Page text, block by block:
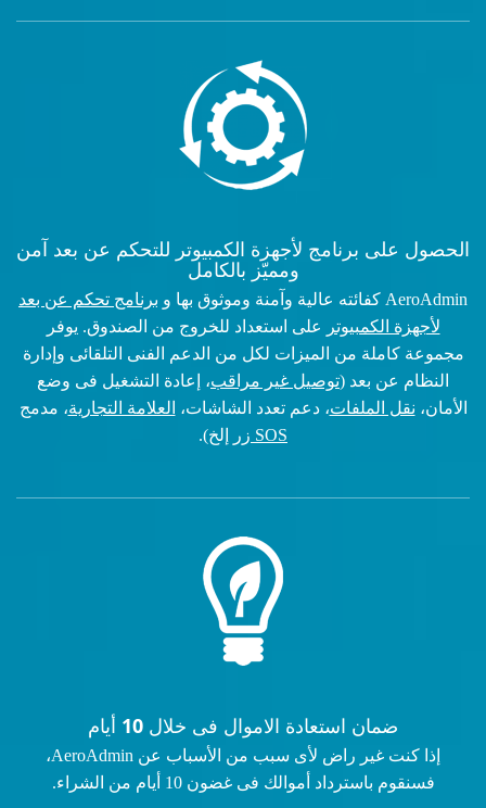
الحصول على برنامج لأجهزة الكمبيوتر للتحكم عن بعد آمن
ومميّز بالكامل
AeroAdmin كفائته عالية وآمنة وموثوق بها و
برنامج تحكم عن بعد
لأجهزة الكمبيوتر
على استعداد للخروج من الصندوق. يوفر
مجموعة كاملة من الميزات لكل من الدعم الفنى التلقائى وإدارة
النظام عن بعد (توصيل غير مراقب، إعادة التشغيل فى وضع
الأمان، نقل الملفات، دعم تعدد الشاشات، العلامة التجارية، مدمج
SOS زر
إلخ).
ضمان استعادة الاموال فى خلال 10 أيام
إذا كنت غير راض لأى سبب من الأسباب عن AeroAdmin،
فسنقوم باسترداد أموالك فى غضون 10 أيام من الشراء.